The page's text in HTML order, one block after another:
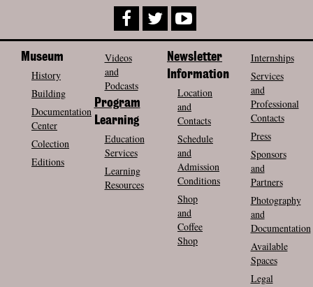
Museum
History
Building
Documentation
Center
Colection
Editions
Videos
and
Podcasts
Program
Learning
Education
Services
Learning
Resources
Newsletter
Information
Location
and
Contacts
Schedule
and
Admission
Conditions
Shop
and
Coffee
Shop
Internships
Services
and
Professional
Contacts
Press
Sponsors
and
Partners
Photography
and
Documentation
Available
Spaces
Legal